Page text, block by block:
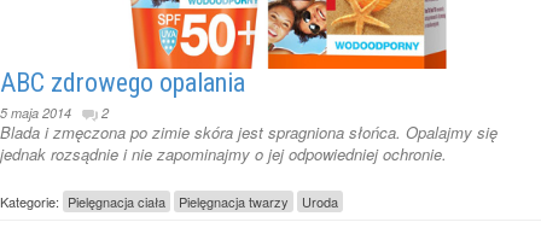
ABC zdrowego opalania
5 maja 2014 2
Blada i zmęczona po zimie skóra jest spragniona słońca. Opalajmy się
jednak rozsądnie i nie zapominajmy o jej odpowiedniej ochronie.
Kategorie: Pielęgnacja ciała Pielęgnacja twarzy Uroda